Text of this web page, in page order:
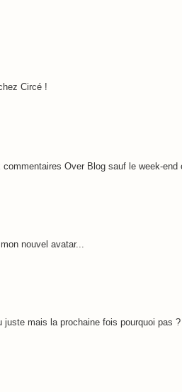
Circé !
Over Blog sauf le week-end
nouvel avatar...
mais la prochaine fois pourquoi pas ?